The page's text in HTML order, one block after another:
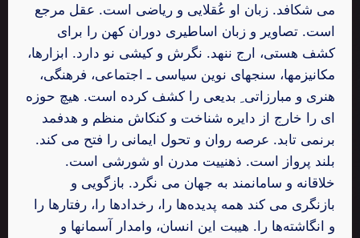
می شکافد. زبان او عُقلایی و ریاضی است. عقل مرجع
است. تصاویر و زبان اساطیری دوران کهن را برای
کشف هستی، ارج ننهد. نگرش و کیشی نو دارد. ابزارها،
مکانیزمها، سنجهای نوین سیاسی ـ اجتماعی، فرهنگی،
هنری و مبارزاتی ِ بدیعی را کشف کرده است. هیچ حوزه
ای را خارج از دایره شناخت و کنکاش منظم و هدفمد
برنمی تابد. عرصه روان و تحول ایمانی را فتح می کند.
بلند پرواز است. ذهنییت مدرن او شورشی است.
خلاقانه و سامانمند به جهان می نگرد. بازگویی و
بازنگری می کند همه پدیده‌ها را، رخدادها را، رفتارها را
و انگاشته‌ها را. هیبت این انسان، وامدار آسمانها و